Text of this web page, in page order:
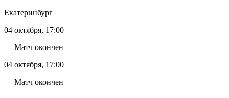
Екатеринбург
04 октября, 17:00
— Матч окончен —
04 октября, 17:00
— Матч окончен —